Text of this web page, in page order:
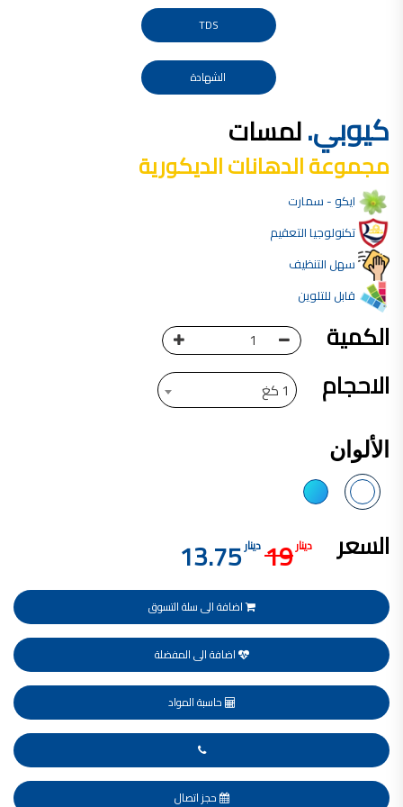
صناعة دهانات القدس محلات مواد بناء مشروع محل مواد بناء في الاردن
معجونة, معجونة دهان, بديل معجون الحوائط, معجون جدران,
معجون الجدران الجاهز, معجون الحوائط الاسمنتي, طريقة سحب المعجون على السقف,
انواع الدهانات المائية, انواع الدهانات المنزلية
دهان املشن, انواع الدهانات الديكورية, انواع الدهانات و اسعارها, الفرق بين انواع الدهانات,
شقق للبيع في عمان بسعر 30 الف, شقق للبيع في عمان بالاقساط, شقق للبيع دفعة
شقق للإيجار في عبدون, شقق للايجار السابع, شقق للايجار 180 دينار
شقق للايجار في المقابلين, شقق للايجار في عمان خلدا,
شقق للايجار في عمان طبربور, شقق للايجار الاشرفية
اسماء صالونات تجميل في سوريا,
أسماء صالونات تجميل في أمريكا,
صالونات في الصويفية,
اسماء صالونات تجميل في لبنان,
صالونات في عمان للسيدات,
أسماء صالونات تجميل في إيطاليا,
عروض صالونات التجميل في عمان
دهان بيت,
دهان بيوت ,
بيت يدهن,
دهين معلم,
دهان جدران ,
دهان منازل ,
دهان ضد العن,
عروض دهان بيوت ,
عروض دهان
TDS
الشهادة
كيوبي.لمسات
مجموعة الدهانات الديكورية
ايكو - سمارت
تكنولوجيا التعقيم
سهل التنظيف
قابل للتلوين
الكمية
الاحجام
1 كغ
الألوان
السعر دينار19دينار13.75
اضافة الى سلة التسوق
اضافة الى المفضلة
حاسبة المواد
حجز اتصال